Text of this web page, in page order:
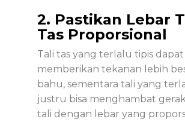
2. Pastikan Lebar
Tas Proporsional
Tali tas yang terlalu tipis dapat
memberikan tekanan lebih
bahu, sementara tali yang
justru bisa menghambat
tali dengan lebar yang